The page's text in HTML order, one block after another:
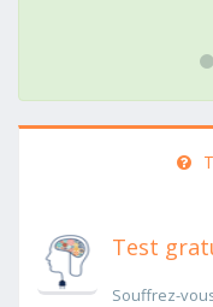
Test
Souffrez-